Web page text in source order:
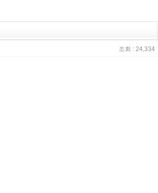
조회 : 24,334